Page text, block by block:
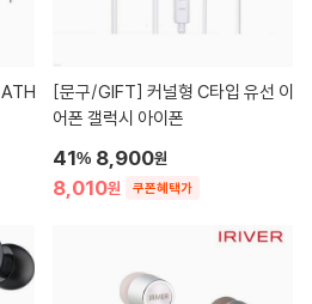
[문구/GIFT]
어폰 갤럭시 아이폰
8,010원 쿠폰혜택가
41% 8,900원